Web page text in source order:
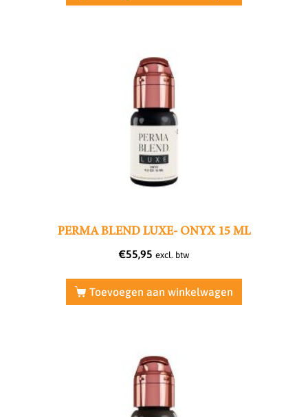
PERMA BLEND LUXE- ONYX 15 ML
€55,95 excl. btw
Toevoegen aan winkelwagen